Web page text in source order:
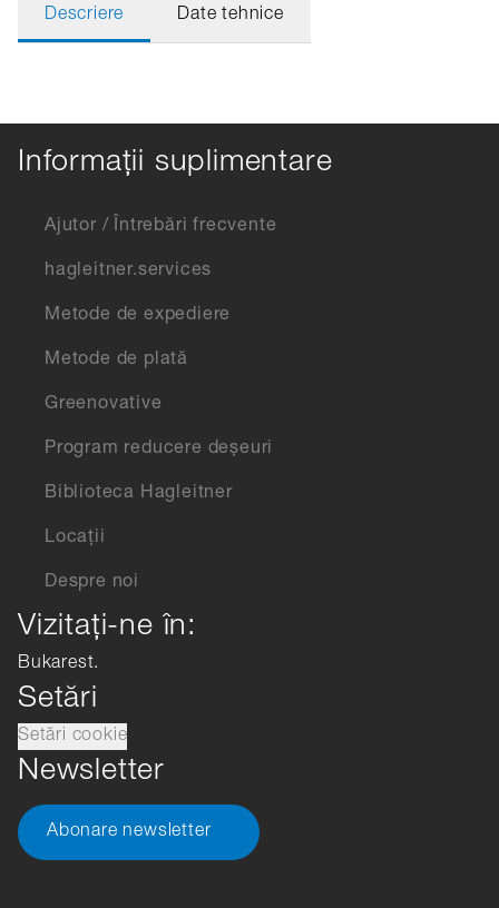
Descriere Date tehnice
Informații suplimentare
Ajutor / Întrebări frecvente
hagleitner.services
Metode de expediere
Metode de plată
Greenovative
Program reducere deșeuri
Biblioteca Hagleitner
Locații
Despre noi
Vizitați-ne în:
Bukarest.
Setări
Setări cookie
Newsletter
Abonare newsletter